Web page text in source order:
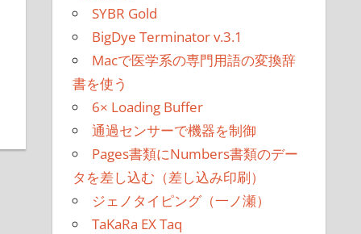
SYBR Gold
BigDye Terminator v.3.1
Macで医学系の専門用語の変換辞
書を使う
6× Loading Buffer
通過センサーで機器を制御
Pages書類にNumbers書類のデー
タを差し込む（差し込み印刷）
ジェノタイピング（一ノ瀬）
TaKaRa EX Taq